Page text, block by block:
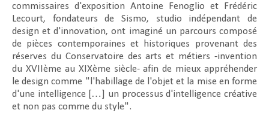
commissaires d'exposition Antoine Fenoglio et Frédéric
Lecourt, fondateurs de Sismo, studio indépendant de
design et d'innovation, ont imaginé un parcours composé
de pièces contemporaines et historiques provenant des
réserves du Conservatoire des arts et métiers -invention
du XVIIème au XIXème siècle- afin de mieux appréhender
le design comme " l'habillage de l'objet et la mise en forme
d'une intelligence […] un processus d'intelligence créative
et non pas comme du style".